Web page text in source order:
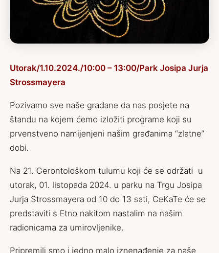
Utorak/1.10.2024./10:00 – 13:00/Park Josipa Jurja
Strossmayera
Pozivamo sve naše građane da nas posjete na
štandu na kojem ćemo izložiti programe koji su
prvenstveno namijenjeni našim građanima “zlatne”
dobi.
Na 21. Gerontološkom tulumu koji će se održati u
utorak, 01. listopada 2024. u parku na Trgu Josipa
Jurja Strossmayera od 10 do 13 sati, CeKaTe će se
predstaviti s Etno nakitom nastalim na našim
radionicama za umirovljenike.
Pripremili smo i jedno malo iznenađenje za naše